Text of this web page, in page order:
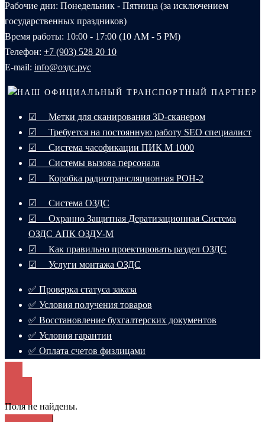
Рабочие дни: Понедельник - Пятница (за исключением
государственных праздников)
Время работы: 10:00 - 17:00 (10 AM - 5 PM)
Телефон: +7 (903) 528 20 10‬
E-mail: info@оздс.рус
НАШ ОФИЦИАЛЬНЫЙ ТРАНСПОРТНЫЙ ПАРТНЕР
☑ Метки для сканирования 3D-сканером
☑ Требуется на постоянную работу SEO специалист
☑ Система часофикации ПИК М 1000
☑ Системы вызова персонала
☑ Коробка радиотрансляционная РОН-2
☑ Система ОЗДС
☑ Охранно Защитная Дератизационная Система
ОЗДС АПК ОЗДУ-М
☑ Как правильно проектировать раздел ОЗДС
☑ Услуги монтажа ОЗДС
✅ Проверка статуса заказа
✅ Условия получения товаров
✅ Восстановление бухгалтерских документов
✅ Условия гарантии
✅ Оплата счетов физлицами
Поля не найдены.